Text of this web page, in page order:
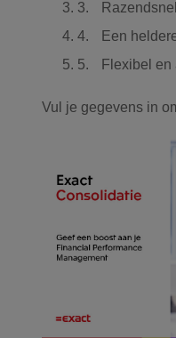
Een
Flexibel
Vul je gegevens in